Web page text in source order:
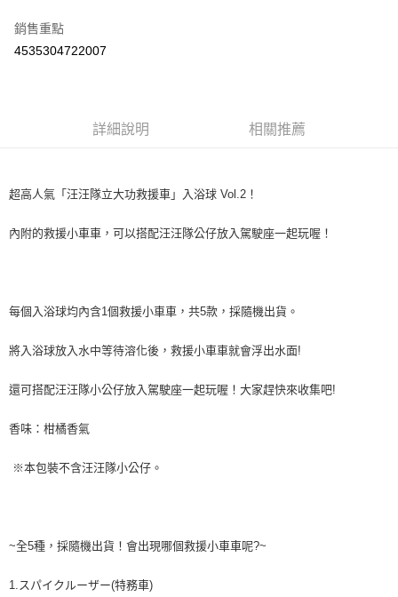
Google Pay
AFTEE先享後付
結帳頁面，進行簡訊認證並確認金額後，即可完成結帳。
購買商品的店家。未經商家同意取消之訂單仍視為有效，需透過AFTEE先享
※ 交易是否成功請以「AFTEE先享後付 」之結帳頁面顯示為準，若有關於
客戶支援中心」 https://netprotections.freshdesk.com/support/home
１．透過由恩沛科技股份有限公司提供之「AFTEE先享後付」服務完成之交
權轉讓予恩沛科技股份有限公司。
任。
請求用戶進行身份認證。
每筆NT$60，滿NT$590(含以上)免運費
付款後全家取貨
每筆NT$60，滿NT$590(含以上)免運費
付款後7-11取貨
每筆NT$100，滿NT$590(含以上)免運費
離島宅配
銷售重點
4535304722007
詳細說明 相關推薦
超高人氣「汪汪隊立大功救援車」入浴球 Vol.2！
內附的救援小車車，可以搭配汪汪隊公仔放入駕駛座一起玩喔！
每個入浴球均內含1個救援小車車，共5款，採隨機出貨。
將入浴球放入水中等待溶化後，救援小車車就會浮出水面!
還可搭配汪汪隊小公仔放入駕駛座一起玩喔！大家趕快來收集吧!
香味：柑橘香氣
※本包裝不含汪汪隊小公仔。
~全5種，採隨機出貨！會出現哪個救援小車車呢?~
1.スパイクルーザー(特務車)